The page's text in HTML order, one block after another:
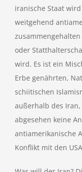
iranische Staat
weitgehend
oder
wird. Es ist ein
Erbe genährten,
schiitischen
außerhalb des
abgesehen keine
antiamerikanische
Konflikt mit den